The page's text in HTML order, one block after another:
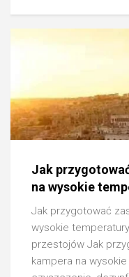
Jak
na wysokie
Jak przygotować
wysokie
przestojów Jak
kampera na